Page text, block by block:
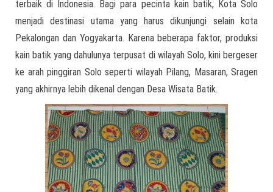
terbaik di Indonesia. Bagi para pecinta kain batik, Kota Solo
menjadi destinasi utama yang harus dikunjungi selain kota
Pekalongan dan Yogyakarta. Karena beberapa faktor, produksi
kain batik yang dahulunya terpusat di wilayah Solo, kini bergeser
ke arah pinggiran Solo seperti wilayah Pilang, Masaran, Sragen
yang akhirnya lebih dikenal dengan Desa Wisata Batik.